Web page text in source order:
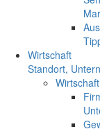
Wirtschaft
Standort,
Wirtschaft